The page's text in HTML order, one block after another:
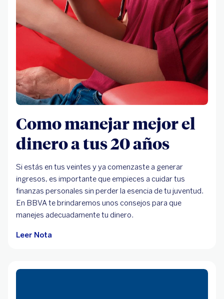
Como manejar mejor el
dinero a tus 20 años
Si estás en tus veintes y ya comenzaste a generar
ingresos, es importante que empieces a cuidar tus
finanzas personales sin perder la esencia de tu juventud.
En BBVA te brindaremos unos consejos para que
manejes adecuadamente tu dinero.
Leer Nota